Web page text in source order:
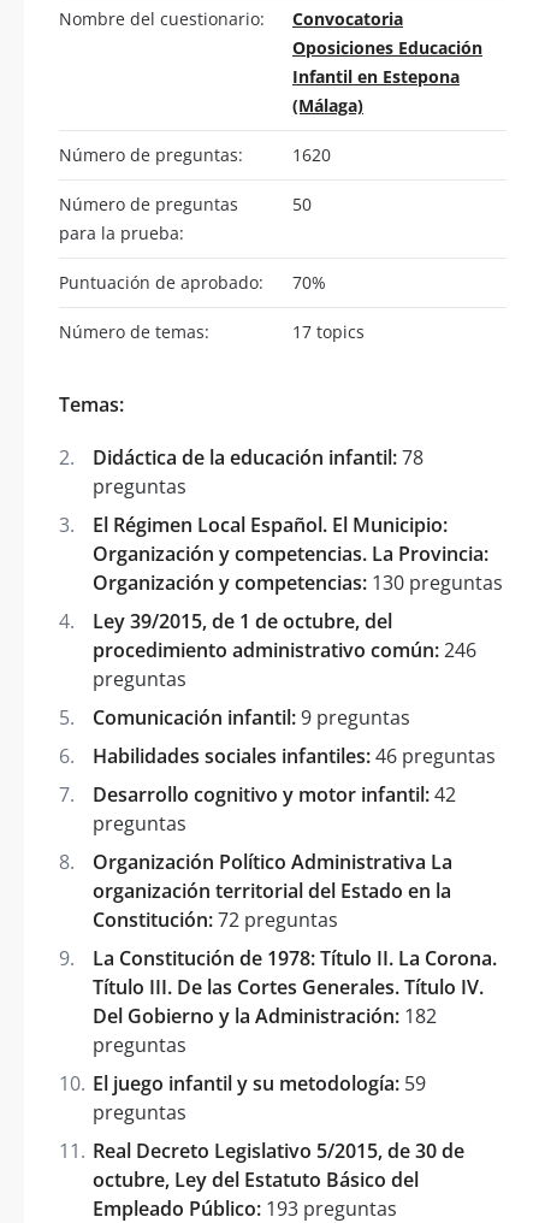
Nombre del cuestionario:
Convocatoria
Oposiciones Educación
Infantil en Estepona
(Málaga)
Número de preguntas: 1620
Número de preguntas
para la prueba:
50
Puntuación de aprobado: 70%
Número de temas: 17 topics
Temas:
Didáctica de la educación infantil:78
preguntas
El Régimen Local Español. El Municipio:
Organización y competencias. La Provincia:
Organización y competencias: 130 preguntas
Ley 39/2015, de 1 de octubre, del
procedimiento administrativo común:246
preguntas
Comunicación infantil:9 preguntas
Habilidades sociales infantiles:46 preguntas
Desarrollo cognitivo y motor infantil:42
preguntas
Organización Político Administrativa La
organización territorial del Estado en la
Constitución:72 preguntas
La Constitución de 1978: Título II. La Corona.
Título III. De las Cortes Generales. Título IV.
Del Gobierno y la Administración: 182
preguntas
El juego infantil y su metodología: 59
preguntas
Real Decreto Legislativo 5/2015, de 30 de
octubre, Ley del Estatuto Básico del
Empleado Público: 193 preguntas